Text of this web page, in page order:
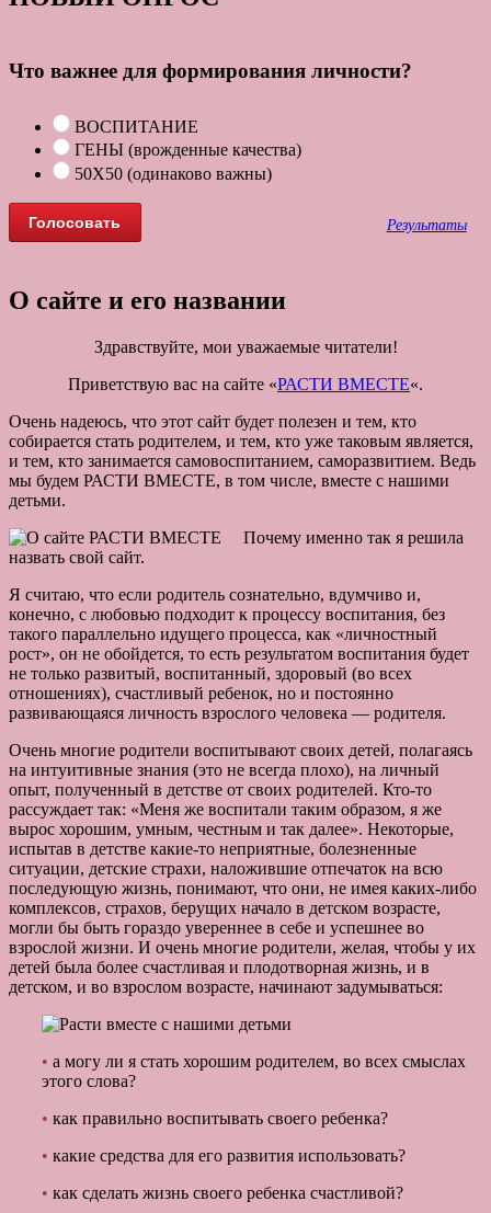
Что важнее для формирования личности?
ВОСПИТАНИЕ
ГЕНЫ (врожденные качества)
50Х50 (одинаково важны)
Результаты
О сайте и его названии
Здравствуйте, мои уважаемые читатели!
Приветствую вас на сайте «РАСТИ ВМЕСТЕ«.
Очень надеюсь, что этот сайт будет полезен и тем, кто
собирается стать родителем, и тем, кто уже таковым является,
и тем, кто занимается самовоспитанием, саморазвитием. Ведь
мы будем РАСТИ ВМЕСТЕ, в том числе, вместе с нашими
детьми.
Почему именно так я решила
назвать свой сайт.
Я считаю, что если родитель сознательно, вдумчиво и,
конечно, с любовью подходит к процессу воспитания, без
такого параллельно идущего процесса, как «личностный
рост», он не обойдется, то есть результатом воспитания будет
не только развитый, воспитанный, здоровый (во всех
отношениях), счастливый ребенок, но и постоянно
развивающаяся личность взрослого человека — родителя.
Очень многие родители воспитывают своих детей, полагаясь
на интуитивные знания (это не всегда плохо), на личный
опыт, полученный в детстве от своих родителей. Кто-то
рассуждает так: «Меня же воспитали таким образом, я же
вырос хорошим, умным, честным и так далее». Некоторые,
испытав в детстве какие-то неприятные, болезненные
ситуации, детские страхи, наложившие отпечаток на всю
последующую жизнь, понимают, что они, не имея каких-либо
комплексов, страхов, берущих начало в детском возрасте,
могли бы быть гораздо увереннее в себе и успешнее во
взрослой жизни. И очень многие родители, желая, чтобы у их
детей была более счастливая и плодотворная жизнь, и в
детском, и во взрослом возрасте, начинают задумываться:
• а могу ли я стать хорошим родителем, во всех смыслах
этого слова?
• как правильно воспитывать своего ребенка?
• какие средства для его развития использовать?
• как сделать жизнь своего ребенка счастливой?